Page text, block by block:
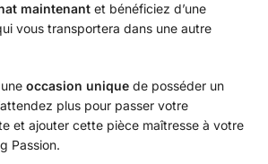
maintenant et bénéficiez d’une
vous transportera dans une autre
occasion unique de posséder un
plus pour passer votre
et ajouter cette pièce maîtresse à votre
Passion.